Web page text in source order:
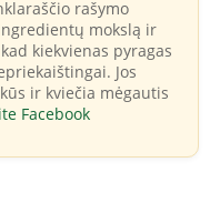
rašymo
mokslą ir
kiekvienas pyragas
Jos
ir kviečia mėgautis
Facebook